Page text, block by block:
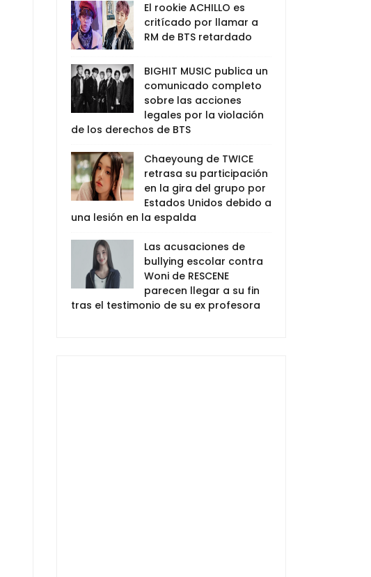
El rookie ACHILLO es
critícado por llamar a
RM de BTS retardado
BIGHIT MUSIC publica un
comunicado completo
sobre las acciones
legales por la violación
de los derechos de BTS
Chaeyoung de TWICE
retrasa su participación
en la gira del grupo por
Estados Unidos debido a
una lesión en la espalda
Las acusaciones de
bullying escolar contra
Woni de RESCENE
parecen llegar a su fin
tras el testimonio de su ex profesora